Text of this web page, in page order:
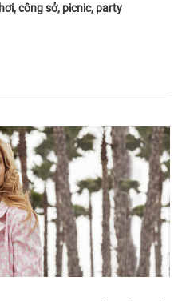
công sở, picnic, party